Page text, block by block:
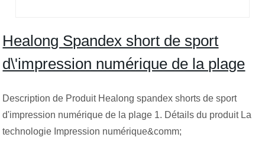
Healong Spandex short de sport
d\'impression numérique de la plage
Description de Produit Healong spandex shorts de sport
d'impression numérique de la plage 1. Détails du produit La
technologie Impression numérique&comm;